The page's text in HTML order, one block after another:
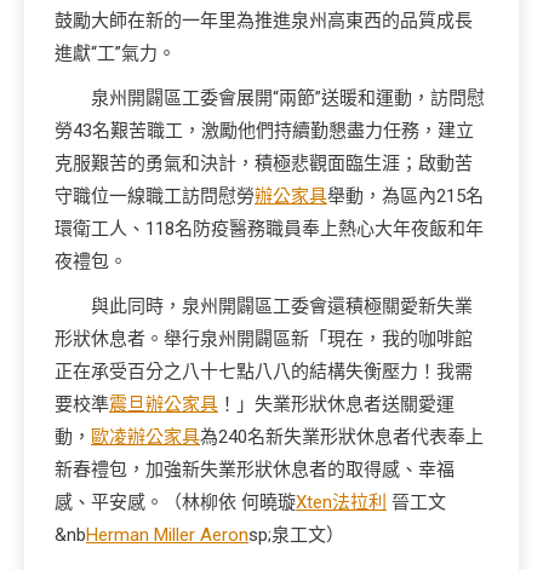
鼓勵大師在新的一年里為推進泉州高東西的品質成長
進獻“工”氣力。
泉州開闢區工委會展開“兩節”送暖和運動，訪問慰
勞43名艱苦職工，激勵他們持續勤懇盡力任務，建立
克服艱苦的勇氣和決計，積極悲觀面臨生涯；啟動苦
守職位一線職工訪問慰勞辦公家具舉動，為區內215名
環衛工人、118名防疫醫務職員奉上熱心大年夜飯和年
夜禮包。
與此同時，泉州開闢區工委會還積極關愛新失業
形狀休息者。舉行泉州開闢區新「現在，我的咖啡館
正在承受百分之八十七點八八的結構失衡壓力！我需
要校準震旦辦公家具 ！」失業形狀休息者送關愛運
動， 歐凌辦公家具為240名新失業形狀休息者代表奉上
新春禮包，加強新失業形狀休息者的取得感、幸福
感、平安感。（林柳依 何曉璇Xten法拉利 晉工文
&nbHerman Miller Aeronsp;泉工文）